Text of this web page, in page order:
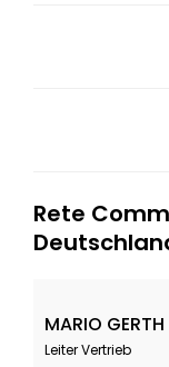
Rete
MARIO GERTH
Leiter Vertrieb